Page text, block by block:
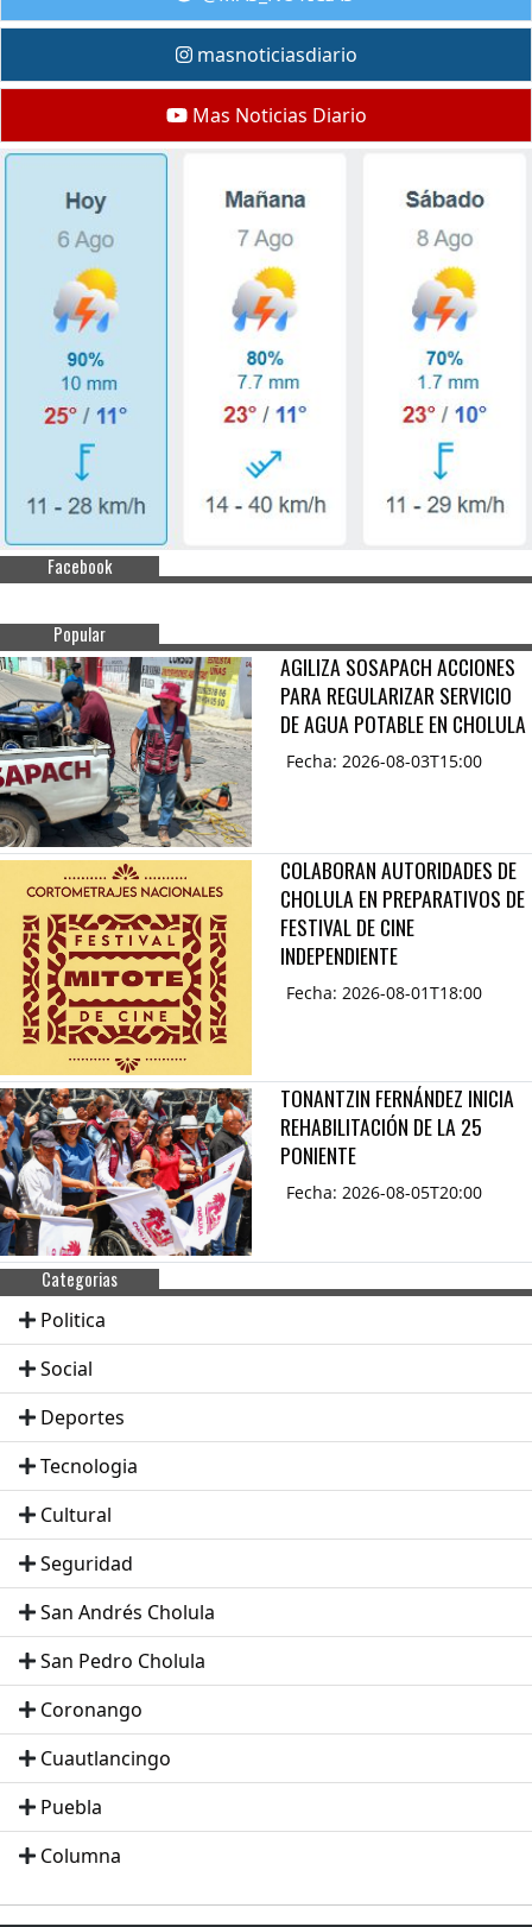
masnoticiasdiario
Mas Noticias Diario
Facebook
Popular
AGILIZA SOSAPACH ACCIONES
PARA REGULARIZAR SERVICIO
DE AGUA POTABLE EN CHOLULA
Fecha: 2026-08-03T15:00
COLABORAN AUTORIDADES DE
CHOLULA EN PREPARATIVOS DE
FESTIVAL DE CINE
INDEPENDIENTE
Fecha: 2026-08-01T18:00
TONANTZIN FERNÁNDEZ INICIA
REHABILITACIÓN DE LA 25
PONIENTE
Fecha: 2026-08-05T20:00
Categorias
Politica
Social
Deportes
Tecnologia
Cultural
Seguridad
San Andrés Cholula
San Pedro Cholula
Coronango
Cuautlancingo
Puebla
Columna